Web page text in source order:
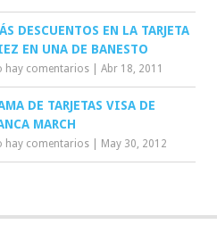
DESCUENTOS EN LA TARJETA
EN UNA DE BANESTO
hay comentarios |Abr 18, 2011
DE TARJETAS VISA DE
MARCH
hay comentarios May 30, 2012